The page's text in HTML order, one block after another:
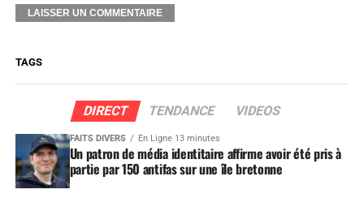
TAGS
DIRECT TENDANCE VIDEOS
FAITS DIVERS En Ligne 13 minutes
Un patron de média identitaire affirme avoir été pris à
partie par 150 antifas sur une île bretonne